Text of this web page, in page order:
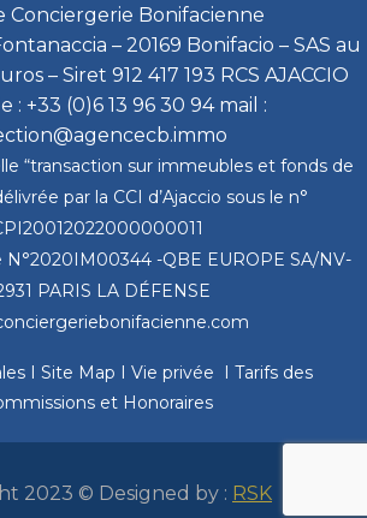
Conciergerie Bonifacienne
– 20169 Bonifacio – SAS au
– Siret 912 417 193 RCS AJACCIO
: +33 (0)6 13 96 30 94 mail :
“transaction sur immeubles et fonds de
par la CCI d’Ajaccio sous le n°
N°2020IM00344 -QBE EUROPE SA/NV-
PARIS LA DÉFENSE
I Site Map I Vie privée I Tarifs des
et Honoraires
2023 © Designed by : RSK